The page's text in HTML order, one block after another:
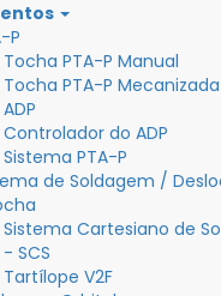
P
Tocha PTA-P Manual
Tocha PTA-P Mecanizada
ADP
Controlador do ADP
Sistema PTA-P
de Soldagem /
Sistema Cartesiano de
- SCS
Tartílope V2F